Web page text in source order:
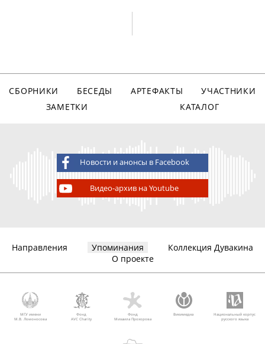
СБОРНИКИ БЕСЕДЫ АРТЕФАКТЫ
УЧАСТНИКИ
ЗАМЕТКИ
КАТАЛОГ
Новости и анонсы в Facebook
Видео-архив на Youtube
Направления Упоминания
Коллекция Дувакина
О проекте
МГУ имени
М.В. Ломоносова
Фонд
AVC Charity
Фонд
Михаила Прохорова
Викимедиа
Национальный корпус
русского языка